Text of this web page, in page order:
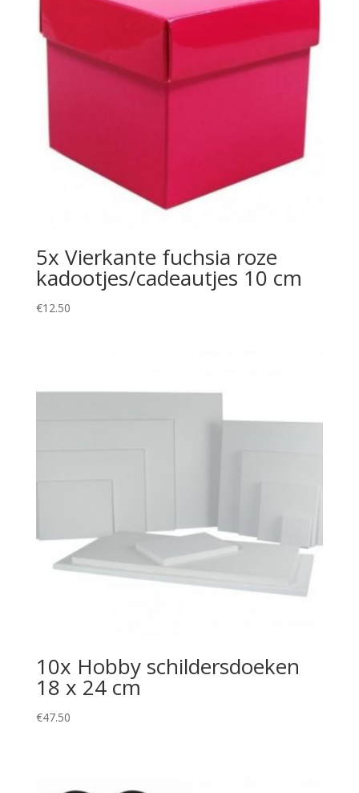
5x Vierkante fuchsia roze
kadootjes/cadeautjes 10 cm
€12.50
10x Hobby schildersdoeken
18 x 24 cm
€47.50